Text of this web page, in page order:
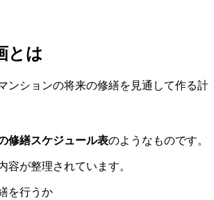
は
とは
ンションの将来の修繕を見通して作る計
修繕スケジュール表のようなものです。
容が整理されています。
を行うか